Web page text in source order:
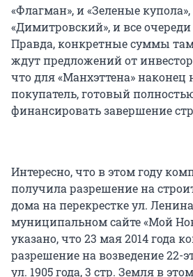
«Флагман», и «Зеленые
«Димитровский», и все очереди
Правда, конкретные суммы
ждут предложений от
что для «Манхэттена» наконец
покупатель, готовый
финансировать завершение
Интересно, что в этом году
получила разрешение на
дома на перекрестке ул.
муниципальном сайте «Мой
указано, что 23 мая 2014 года
разрешение на возведение 22-
ул. 1905 года, 3 стр. Земля в